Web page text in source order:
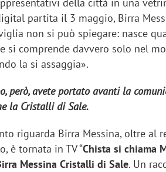
della città in una
partita il 3 maggio, Birra
non si può spiegare: nasce
si comprende davvero solo nel
la si assaggia».
però, avete portato avanti la
la Cristalli di Sale.
riguarda Birra Messina, oltre al
è tornata in TV “Chista si chiama
Messina Cristalli di Sale. Un